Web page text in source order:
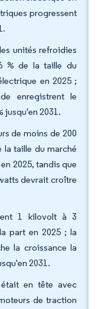
progressent
unités refroidies
% de la taille du
en 2025 ;
enregistrent le
jusqu'en 2031.
de moins de 200
la taille du marché
2025, tandis que
devrait croître
1 kilovolt à 3
part en 2025 ; la
la croissance la
2031.
était en tête avec
de traction